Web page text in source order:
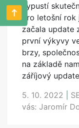
vypustí
pro letošní
začala update
první výkyvy
brzy,
na základě
záříjový
5. 10. 2022
vás: Jaromír